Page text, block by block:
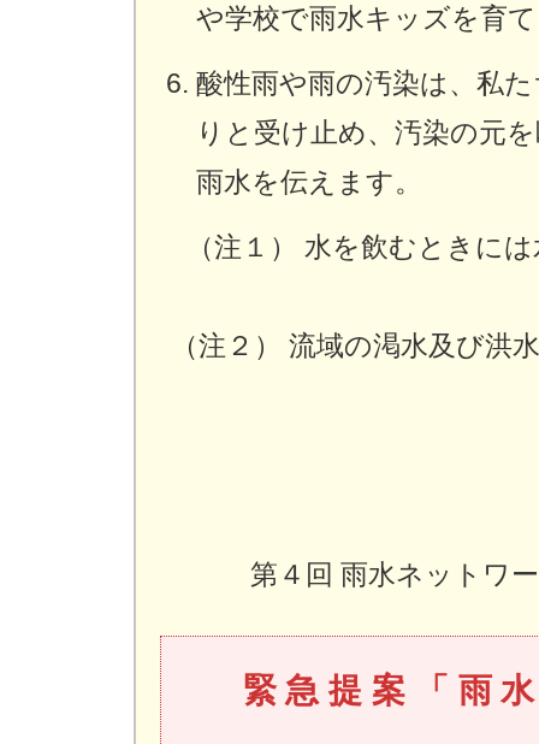
や学校で雨水キッズを育
酸性雨や雨の汚染は、私
りと受け止め、汚染の元
雨水を伝えます。
（注１） 水を飲むときに
（注２） 流域の渇水及び洪
第４回 雨水ネットワ
緊急提案「雨